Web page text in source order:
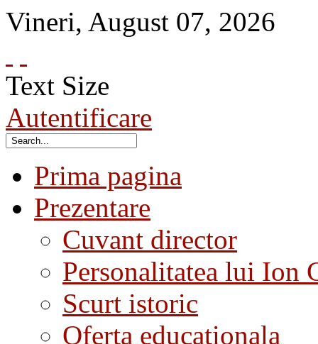
Vineri, August 07, 2026
Text Size
Autentificare
Prima pagina
Prezentare
Cuvant director
Personalitatea lui Ion
Scurt istoric
Oferta educationala